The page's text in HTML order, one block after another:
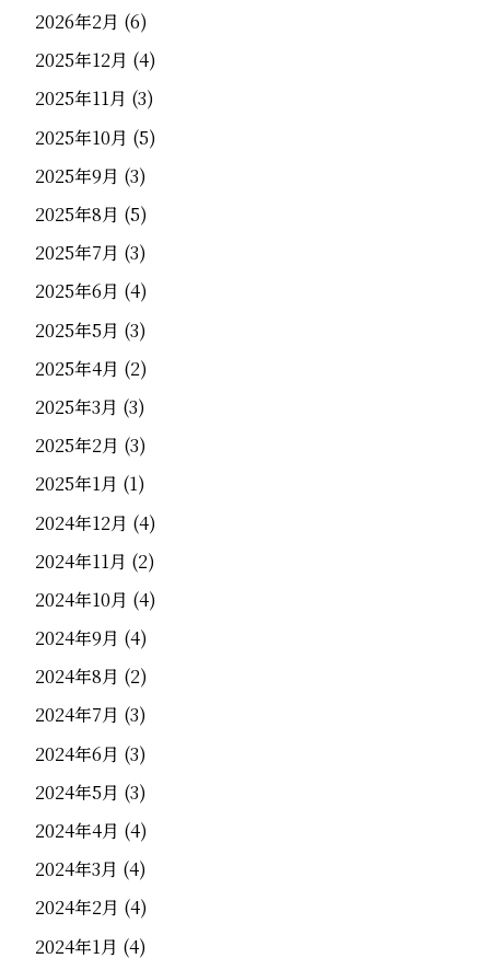
2026年2月 (6)
2025年12月 (4)
2025年11月 (3)
2025年10月 (5)
2025年9月 (3)
2025年8月 (5)
2025年7月 (3)
2025年6月 (4)
2025年5月 (3)
2025年4月 (2)
2025年3月 (3)
2025年2月 (3)
2025年1月 (1)
2024年12月 (4)
2024年11月 (2)
2024年10月 (4)
2024年9月 (4)
2024年8月 (2)
2024年7月 (3)
2024年6月 (3)
2024年5月 (3)
2024年4月 (4)
2024年3月 (4)
2024年2月 (4)
2024年1月 (4)